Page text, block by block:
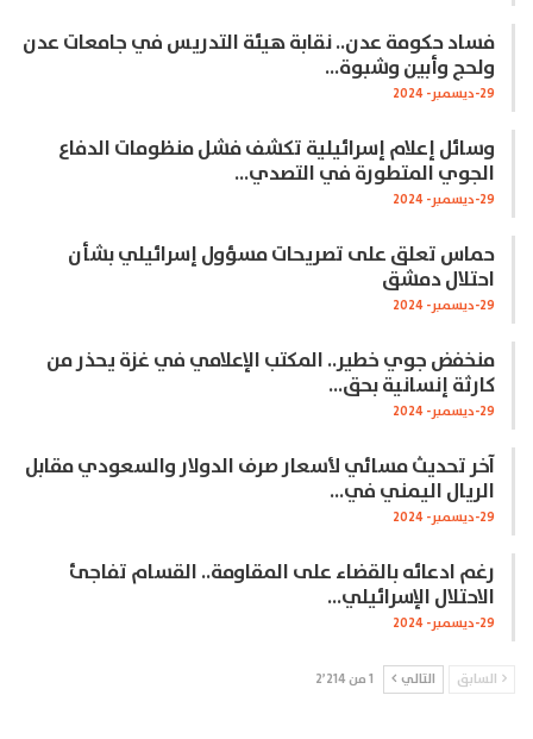
فساد حكومة عدن.. نقابة هيئة التدريس في جامعات عدن
ولحج وأبين وشبوة…
29-ديسمبر- 2024
وسائل إعلام إسرائيلية تكشف فشل منظومات الدفاع
الجوي المتطورة في التصدي…
29-ديسمبر- 2024
حماس تعلق على تصريحات مسؤول إسرائيلي بشأن
احتلال دمشق
29-ديسمبر- 2024
منخفض جوي خطير.. المكتب الإعلامي في غزة يحذر من
كارثة إنسانية بحق…
29-ديسمبر- 2024
آخر تحديث مسائي لأسعار صرف الدولار والسعودي مقابل
الريال اليمني في…
29-ديسمبر- 2024
رغم ادعائه بالقضاء على المقاومة.. القسام تفاجئ
الاحتلال الإسرائيلي…
29-ديسمبر- 2024
السابق التالي 1 من 2٬214